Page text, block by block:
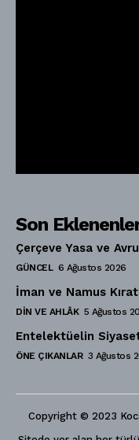
Son
Çerçeve Yasa ve
GÜNCEL 6 Ağustos 2026
İman ve Namus
DIN VE AHLÂK 5 Ağustos
Entelektüelin
ÖNE ÇIKANLAR 3 Ağustos
Copyright © 2023